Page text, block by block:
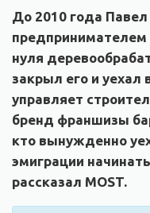
До 2010 года
предпринимателем
нуля
закрыл его и уехал
управляет
бренд франшизы
кто вынужденно
эмиграции
рассказал MOST.